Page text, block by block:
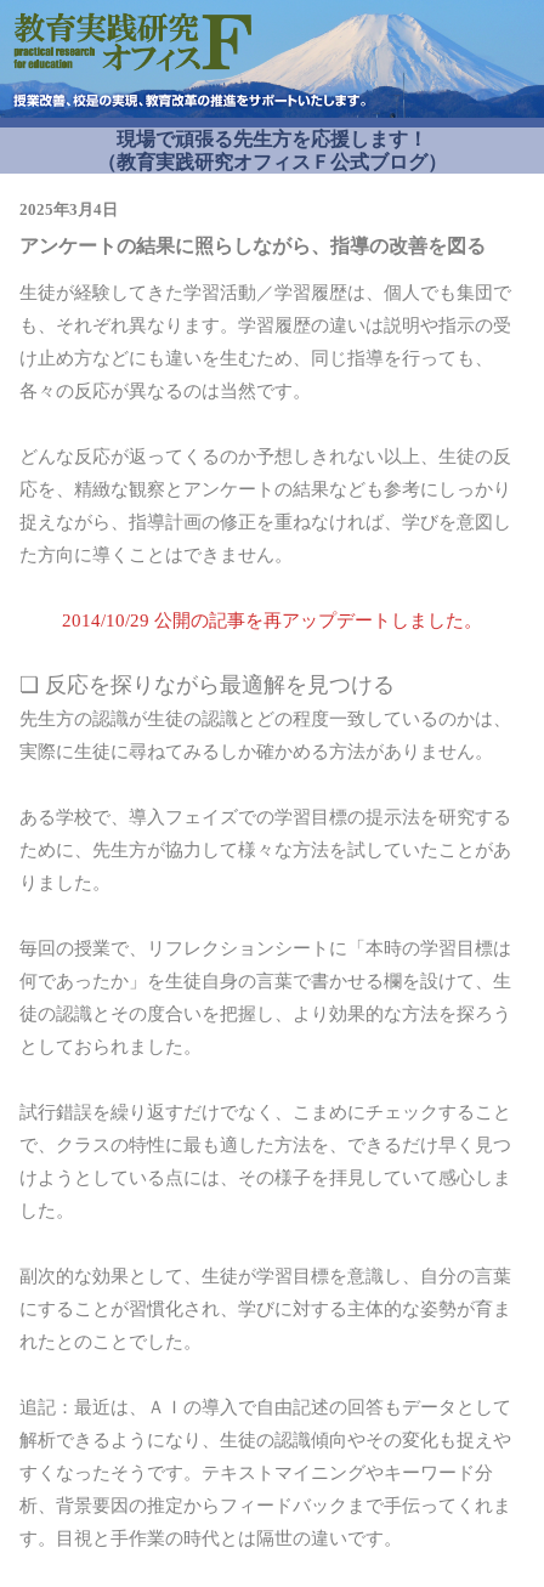
現場で頑張る先生方を応援します！
（教育実践研究オフィスＦ公式ブログ）
2025年3月4日
アンケートの結果に照らしながら、指導の改善を図る
生徒が経験してきた学習活動／学習履歴は、個人でも集団で
も、それぞれ異なります。学習履歴の違いは説明や指示の受
け止め方などにも違いを生むため、同じ指導を行っても、
各々の反応が異なるのは当然です。
どんな反応が返ってくるのか予想しきれない以上、生徒の反
応を、精緻な観察とアンケートの結果なども参考にしっかり
捉えながら、指導計画の修正を重ねなければ、学びを意図し
た方向に導くことはできません。
2014/10/29 公開の記事を再アップデートしました。
❏ 反応を探りながら最適解を見つける
先生方の認識が生徒の認識とどの程度一致しているのかは、
実際に生徒に尋ねてみるしか確かめる方法がありません。
ある学校で、導入フェイズでの学習目標の提示法を研究する
ために、先生方が協力して様々な方法を試していたことがあ
りました。
毎回の授業で、リフレクションシートに「本時の学習目標は
何であったか」を生徒自身の言葉で書かせる欄を設けて、生
徒の認識とその度合いを把握し、より効果的な方法を探ろう
としておられました。
試行錯誤を繰り返すだけでなく、こまめにチェックすること
で、クラスの特性に最も適した方法を、できるだけ早く見つ
けようとしている点には、その様子を拝見していて感心しま
した。
副次的な効果として、生徒が学習目標を意識し、自分の言葉
にすることが習慣化され、学びに対する主体的な姿勢が育ま
れたとのことでした。
追記：最近は、ＡＩの導入で自由記述の回答もデータとして
解析できるようになり、生徒の認識傾向やその変化も捉えや
すくなったそうです。テキストマイニングやキーワード分
析、背景要因の推定からフィードバックまで手伝ってくれま
す。目視と手作業の時代とは隔世の違いです。